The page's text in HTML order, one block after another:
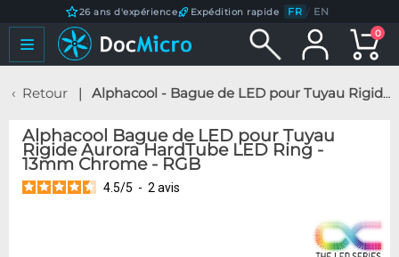
26 ans d'expérience Expédition rapide FR / EN
0
Retour Alphacool - Bague de LED pour Tuyau Rigide Aurora HardTube LED Ring - 13mm Chrome - RGB
Alphacool Bague de LED pour Tuyau
Rigide Aurora HardTube LED Ring -
13mm Chrome - RGB
4.5/5 - 2 avis